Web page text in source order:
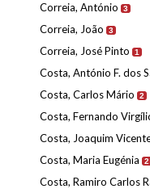
Correia, António 3
Correia, João 3
Correia, José Pinto 1
Costa, António F. dos
Costa, Carlos Mário 2
Costa, Fernando
Costa, Joaquim
Costa, Maria Eugénia 2
Costa, Ramiro Carlos